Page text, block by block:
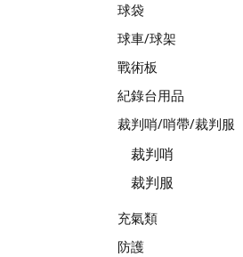
球袋
球車/球架
戰術板
紀錄台用品
裁判哨/哨帶/裁判服
裁判哨
裁判服
充氣類
防護